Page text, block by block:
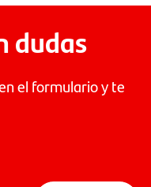
dudas
el formulario y te